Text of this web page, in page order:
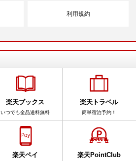
利用規約
楽天ブックス
いつでも全品送料無料
楽天トラベル
簡単宿泊予約！
楽天ペイ 楽天PointClub